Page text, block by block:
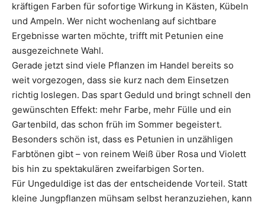
kräftigen Farben für sofortige Wirkung in Kästen, Kübeln
und Ampeln. Wer nicht wochenlang auf sichtbare
Ergebnisse warten möchte, trifft mit Petunien eine
ausgezeichnete Wahl.
Gerade jetzt sind viele Pflanzen im Handel bereits so
weit vorgezogen, dass sie kurz nach dem Einsetzen
richtig loslegen. Das spart Geduld und bringt schnell den
gewünschten Effekt: mehr Farbe, mehr Fülle und ein
Gartenbild, das schon früh im Sommer begeistert.
Besonders schön ist, dass es Petunien in unzähligen
Farbtönen gibt – von reinem Weiß über Rosa und Violett
bis hin zu spektakulären zweifarbigen Sorten.
Für Ungeduldige ist das der entscheidende Vorteil. Statt
kleine Jungpflanzen mühsam selbst heranzuziehen, kann